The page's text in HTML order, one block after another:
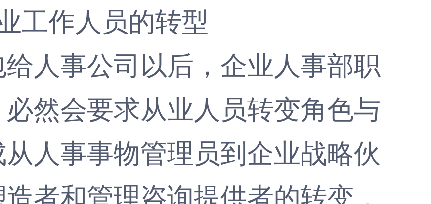
工作人员的转型
事公司以后，企业人事部职
然会要求从业人员转变角色与
人事事物管理员到企业战略伙
者和管理咨询提供者的转变，